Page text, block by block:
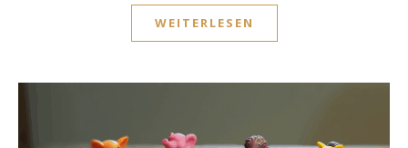
WEITERLESEN